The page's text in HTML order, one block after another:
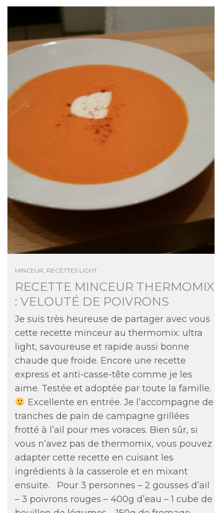
MINCEUR RECETTES LIGHT
RECETTE MINCEUR THERMOMIX
: VELOUTÉ DE POIVRONS
Je suis très heureuse de partager avec vous
cette recette minceur au thermomix: ultra
light, savoureuse et rapide aussi bonne
chaude que froide. Encore une recette
express et anti-casse-tête comme je les
aime. Testée et adoptée par toute la famille.
Excellente en entrée. Je l’accompagne de
tranches de pain de campagne grillées
frotté à l’ail pour mes voraces. Bien sûr, si
vous n’avez pas de thermomix, vous pouvez
adapter cette recette en cuisant les
ingrédients à la casserole et en mixant
ensuite. Pour 3 personnes – 2 gousses d’ail
– 3 poivrons rouges – 400g d’eau – 1 cube de